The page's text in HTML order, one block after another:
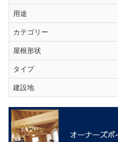
用途
カテゴリー
屋根形状
タイプ
建設地